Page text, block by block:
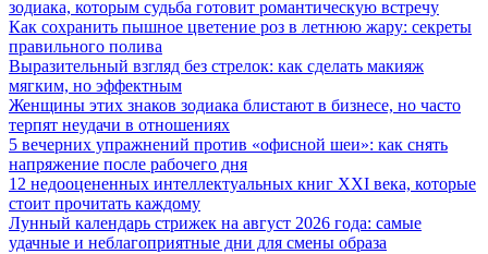
зодиака, которым судьба готовит романтическую встречу
Как сохранить пышное цветение роз в летнюю жару: секреты
правильного полива
Выразительный взгляд без стрелок: как сделать макияж
мягким, но эффектным
Женщины этих знаков зодиака блистают в бизнесе, но часто
терпят неудачи в отношениях
5 вечерних упражнений против «офисной шеи»: как снять
напряжение после рабочего дня
12 недооцененных интеллектуальных книг XXI века, которые
стоит прочитать каждому
Лунный календарь стрижек на август 2026 года: самые
удачные и неблагоприятные дни для смены образа